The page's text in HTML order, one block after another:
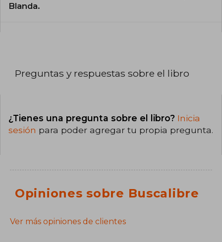
Blanda.
Preguntas y respuestas sobre el libro
¿Tienes una pregunta sobre el libro? Inicia
sesión para poder agregar tu propia pregunta.
Opiniones sobre Buscalibre
Ver más opiniones de clientes